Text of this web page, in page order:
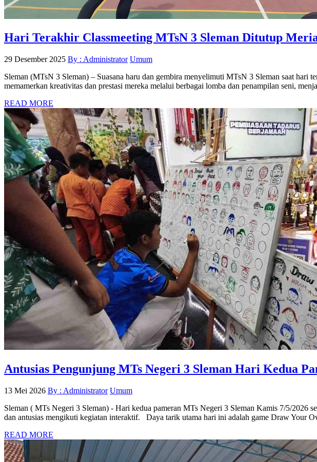
Hari Terakhir Classmeeting MTsN 3 Sleman Ditutup
29 Desember 2025 By : Administrator Umum
Sleman (MTsN 3 Sleman) – Suasana haru dan gembira menyelimuti MTsN 3 Sleman saat hari
memamerkan kreativitas dan prestasi mereka melalui berbagai lomba dan penampilan seni,
READ MORE
Antusias Pengunjung MTs Negeri 3 Sleman Hari Kedua
13 Mei 2026 By : Administrator Umum
Sleman ( MTs Negeri 3 Sleman) - Hari kedua pameran MTs Negeri 3 Sleman Kamis 7/5/2026
dan antusias mengikuti kegiatan interaktif. Daya tarik utama hari ini adalah game Draw Your
READ MORE